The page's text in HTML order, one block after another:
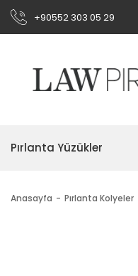
+90552 303 05 29
Pırlanta Yüzükler
Anasayfa Pırlanta Kolyeler